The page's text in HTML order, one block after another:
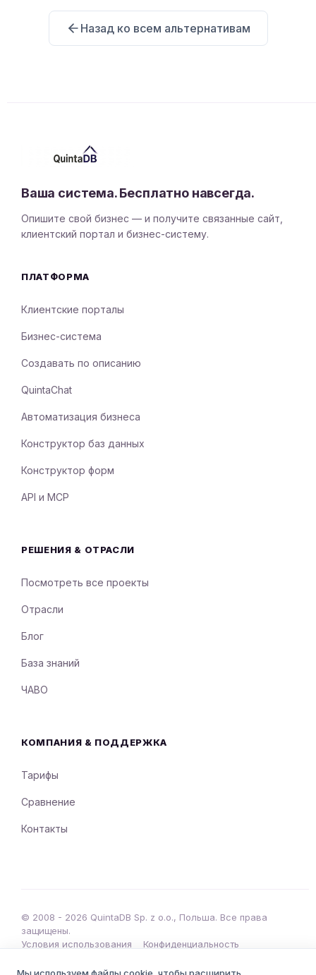
Назад ко всем альтернативам
Ваша система. Бесплатно навсегда.
Опишите свой бизнес — и получите связанные сайт,
клиентский портал и бизнес-систему.
ПЛАТФОРМА
Клиентские порталы
Бизнес-система
Создавать по описанию
QuintaChat
Автоматизация бизнеса
Конструктор баз данных
Конструктор форм
API и MCP
РЕШЕНИЯ & ОТРАСЛИ
Посмотреть все проекты
Отрасли
Блог
База знаний
ЧАВО
КОМПАНИЯ & ПОДДЕРЖКА
Тарифы
Сравнение
Контакты
© 2008 - 2026 QuintaDB Sp. z o.o., Польша. Все права
защищены.
Условия использования
•
Конфиденциальность